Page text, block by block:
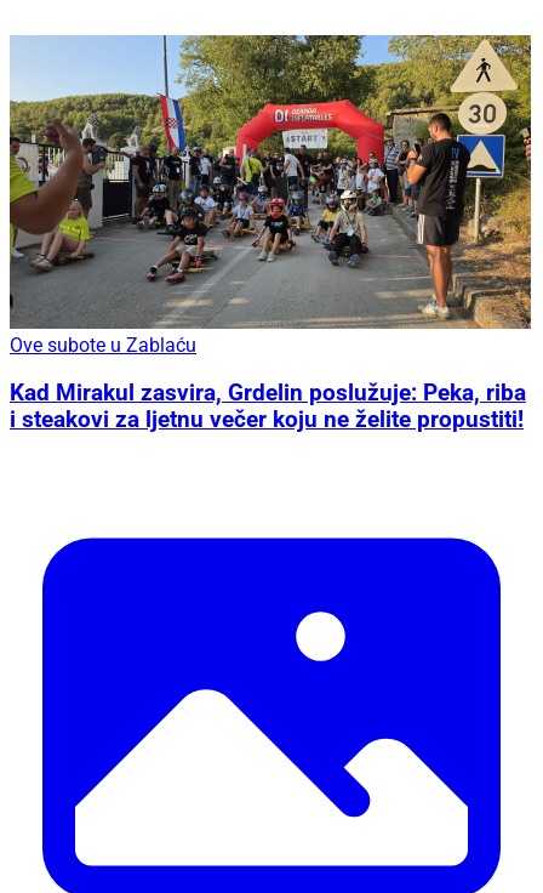
Ove subote u Zablaću
Kad Mirakul zasvira, Grdelin poslužuje: Peka, riba
i steakovi za ljetnu večer koju ne želite propustiti!